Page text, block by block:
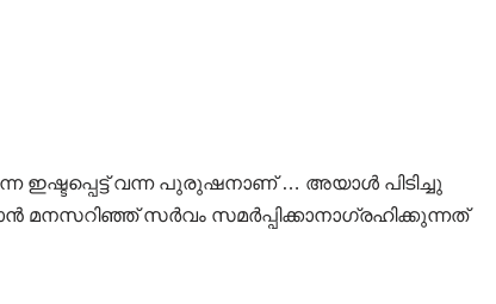
ഇഷ്ടപ്പെട്ട് വന്ന പുരുഷനാണ് … അയാൾ പിടിച്ചു
മനസറിഞ്ഞ് സർവം സമർപ്പിക്കാനാഗ്രഹിക്കുന്നത്